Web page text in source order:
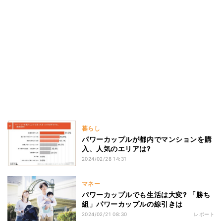
暮らし
パワーカップルが都内でマンションを購
入、人気のエリアは?
2024/02/28 14:31
マネー
パワーカップルでも生活は大変? 「勝ち
組」パワーカップルの線引きは
2024/02/21 08:30 レポート